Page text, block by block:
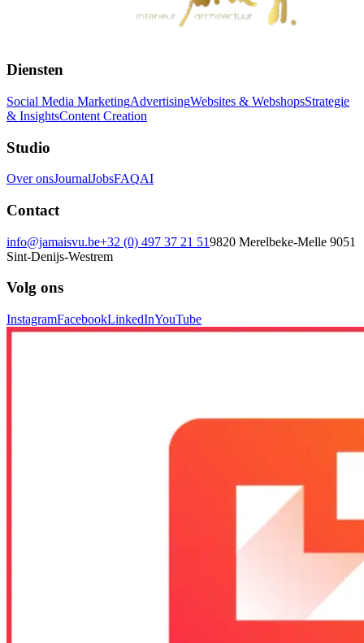
Diensten
Social Media MarketingAdvertisingWebsites & WebshopsStrategie
& InsightsContent Creation
Studio
Over onsJournalJobsFAQAI
Contact
info@jamaisvu.be+32 (0) 497 37 21 519820 Merelbeke-Melle 9051
Sint-Denijs-Westrem
Volg ons
InstagramFacebookLinkedInYouTube